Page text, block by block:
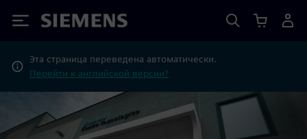
Siemens
Эта страница переведена автоматически.
Перейти к английской версии?